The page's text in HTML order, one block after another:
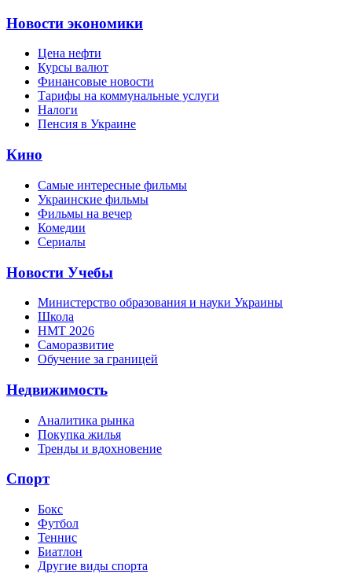
Новости экономики
Цена нефти
Курсы валют
Финансовые новости
Тарифы на коммунальные услуги
Налоги
Пенсия в Украине
Кино
Самые интересные фильмы
Украинские фильмы
Фильмы на вечер
Комедии
Сериалы
Новости Учебы
Министерство образования и науки Украины
Школа
НМТ 2026
Саморазвитие
Обучение за границей
Недвижимость
Аналитика рынка
Покупка жилья
Тренды и вдохновение
Спорт
Бокс
Футбол
Теннис
Биатлон
Другие виды спорта